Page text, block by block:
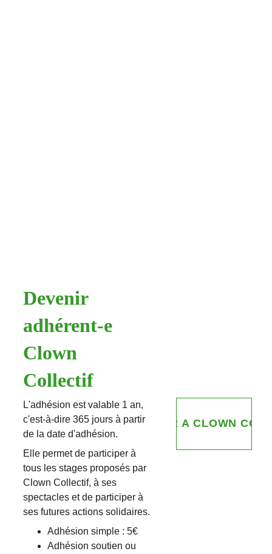
Devenir
adhérent-e
Clown
Collectif
ADHÉRER A CLOWN
L'adhésion est valable 1 an,
c'est-à-dire 365 jours à partir
de la date d'adhésion.
Elle permet de participer à
tous les stages proposés par
Clown Collectif, à ses
spectacles et de participer à
ses futures actions solidaires.
Adhésion simple : 5€
Adhésion soutien ou